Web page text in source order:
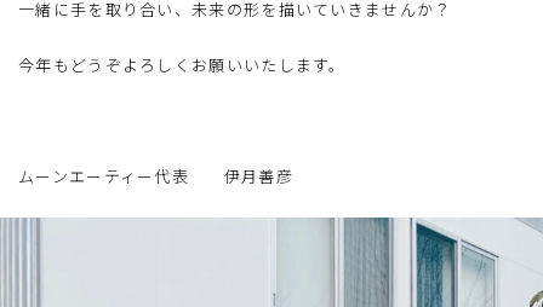
一緒に手を取り合い、未来の形を描いていきませんか？
今年もどうぞよろしくお願いいたします。
ムーンエーティー代表 伊月善彦